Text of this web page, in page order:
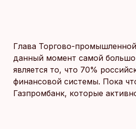
Глава Торгово-
данный момент самой
является то, что 70%
финансовой системы. Пока
Газпромбанк, которые